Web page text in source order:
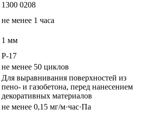
1300 0208
не менее 1 часа
1 мм
P-17
не менее 50 циклов
Для выравнивания поверхностей из
пено- и газобетона, перед нанесением
декоративных материалов
не менее 0,15 мг/м·час·Па